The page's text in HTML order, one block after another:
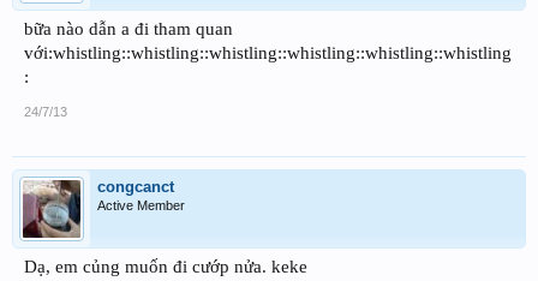
bữa nào dẫn a đi tham quan
với:whistling::whistling::whistling::whistling::whistling::whistling
:
24/7/13
congcanct
Active Member
Dạ, em củng muốn đi cướp nửa. keke